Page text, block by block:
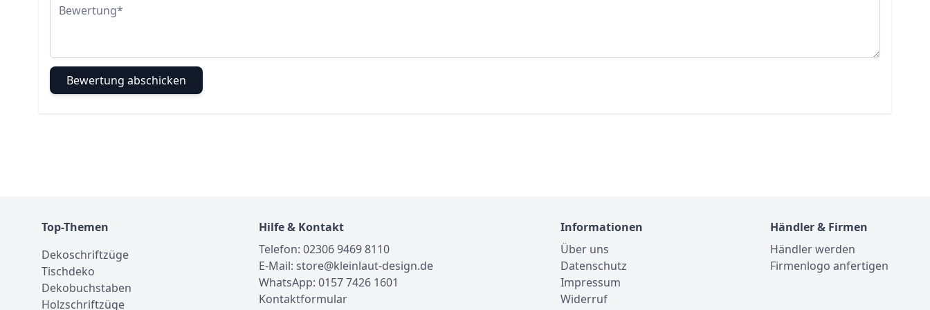
Bewertung
Bewertung abschicken
Top-Themen
Dekoschriftzüge
Tischdeko
Dekobuchstaben
Holzschriftzüge
Hilfe & Kontakt
Telefon: 02306 9469 8110
E-Mail: store@kleinlaut-design.de
WhatsApp: 0157 7426 1601
Kontaktformular
Informationen
Über uns
Datenschutz
Impressum
Widerruf
Händler & Firmen
Händler werden
Firmenlogo anfertigen